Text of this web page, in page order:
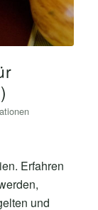
Erfahren
und